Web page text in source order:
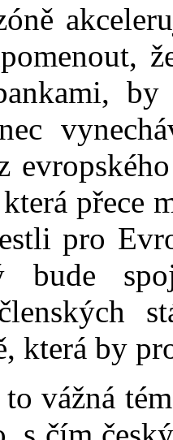
přece
pro
bude
která by
vážná